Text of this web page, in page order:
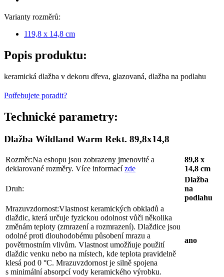
Varianty rozměrů:
119,8 x 14,8 cm
Popis produktu:
keramická dlažba v dekoru dřeva, glazovaná, dlažba na podlahu
Potřebujete poradit?
Technické parametry:
Dlažba Wildland Warm Rekt. 89,8x14,8
Rozměr:Na eshopu jsou zobrazeny jmenovité a
deklarované rozměry. Více informacízde
89,8 x
14,8 cm
Druh:
Dlažba
na
podlahu
Mrazuvzdornost:Vlastnost keramických obkladů a
dlaždic, která určuje fyzickou odolnost vůči několika
změnám teploty (zmrazení a rozmrazení). Dlaždice jsou
odolné proti dlouhodobému působení mrazu a
povětrnostním vlivům. Vlastnost umožňuje použití
dlaždic venku nebo na místech, kde teplota pravidelně
klesá pod 0 °C. Mrazuvzdornost je silně spojena
s minimální absorpcí vody keramického výrobku.
ano